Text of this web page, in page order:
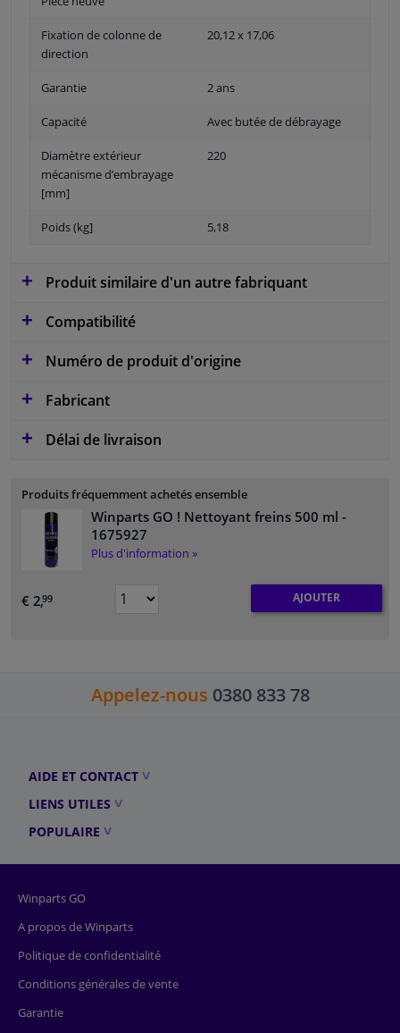
Fixation de colonne de
direction
20,12 x 17,06
Garantie 2 ans
Capacité Avec butée de débrayage
Diamètre extérieur
mécanisme d’embrayage
[mm]
220
Poids (kg] 5,18
Produit similaire d'un autre fabriquant
Compatibilité
Numéro de produit d'origine
Fabricant
Délai de livraison
Produits fréquemment achetés ensemble
Winparts GO ! Nettoyant freins 500 ml -
1675927
Plus d'information »
€ 2,99 AJOUTER
Appelez-nous 0380 833 78
AIDE ET CONTACT
LIENS UTILES
POPULAIRE
Winparts GO
A propos de Winparts
Politique de confidentialité
Conditions générales de vente
Garantie